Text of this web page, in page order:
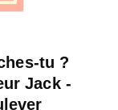
tu ?
Jack -